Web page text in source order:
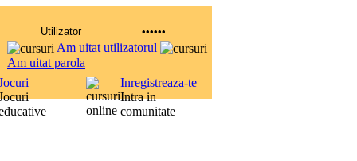
Am uitat utilizatorul
Am uitat parola
Inregistreaza-te
Intra in
comunitate